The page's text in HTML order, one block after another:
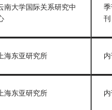
南大学国际关系研究中
海东亚研究所
海东亚研究所